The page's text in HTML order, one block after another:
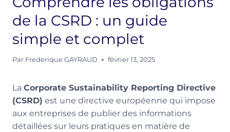
de la CSRD : un guide
simple et complet
Par Frederique GAYRAUD février 13, 2025
La Corporate Sustainability Reporting Directive
(CSRD) est une directive européenne qui impose
aux entreprises de publier des informations
détaillées sur leurs pratiques en matière de